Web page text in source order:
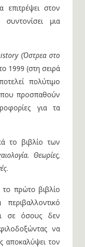
επιτρέψει στον
μια
(Όστρεα στο
1999 (στη σειρά
πολύτιμο
που προσπαθούν
για τα
το βιβλίο των
Θεωρίες,
.
το πρώτο βιβλίο
σε όσους δεν
να
αποκαλύψει τον